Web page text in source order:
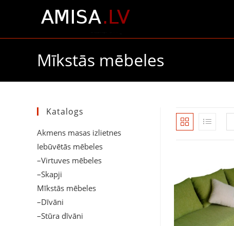
Mīkstās mēbeles
Katalogs
Akmens masas izlietnes
Iebūvētās mēbeles
–Virtuves mēbeles
–Skapji
Mīkstās mēbeles
–Dīvāni
–Stūra dīvāni